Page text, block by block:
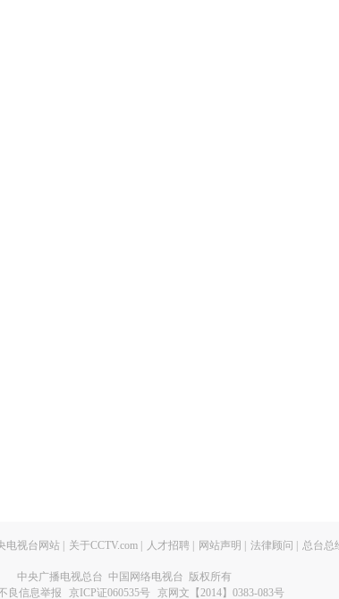
电视台网站 关于CCTV.com 人才招聘 网站声明 法律顾问 总台总
中央广播电视总台 中国网络电视台 版权所有
良信息举报
京ICP证060535号 京网文【2014】0383-083号